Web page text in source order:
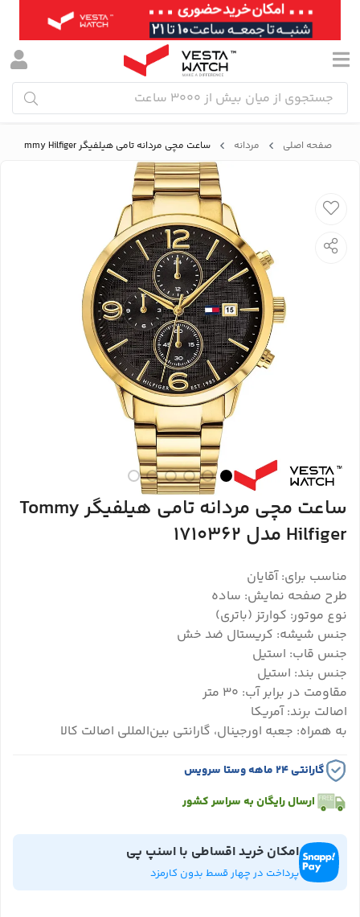
صفحه اصلی مردانه ساعت مچی مردانه تامی هیلفیگر Tommy Hilfiger مدل 1710362
ساعت مچی مردانه تامی هیلفیگر Tommy
Hilfiger مدل 1710362
مناسب برای: آقایان
طرح صفحه نمایش: ساده
نوع موتور: کوارتز (باتری)
جنس شیشه: کریستال ضد خش
جنس قاب: استیل
جنس بند: استیل
مقاومت در برابر آب: ۳۰ متر
اصالت برند: آمریکا
به همراه: جعبه اورجینال، گارانتی بین‌المللی اصالت کالا
گارانتی ۲۴ ماهه وستا سرویس
ارسال رایگان به سراسر کشور
امکان خرید اقساطی با اسنپ پی
پرداخت در چهار قسط بدون کارمزد